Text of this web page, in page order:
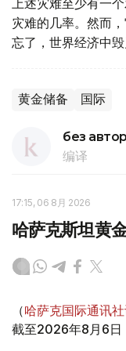
灾难的几率。然而
忘了，世界经济中毁
黄金储备 国际
без
编译
17:15, 06 8月 2026
哈萨克斯坦黄
（哈萨克国际通讯
截至2026年8月6日